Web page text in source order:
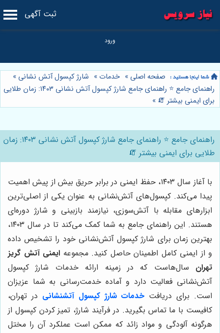
ثبت آگهی
صفحه اصلی » خدمات » شارژ کپسول آتش نشانی »
راهنمای جامع ⭐️ راهنمای جامع شارژ کپسول آتش نشانی ۱۴۰۳: زمان طلایی
برای ایمنی بیشتر 🧯 »
راهنمای جامع ⭐️ راهنمای جامع شارژ کپسول آتش نشانی ۱۴۰۳: زمان
طلایی برای ایمنی بیشتر 🧯
با آغاز سال ۱۴۰۳، حفظ ایمنی در برابر حریق بیش از پیش اهمیت
پیدا می‌کند. کپسول‌های آتش‌نشانی به عنوان یکی از اصلی‌ترین
ابزارهای مقابله با آتش‌سوزی، نیازمند بازبینی و شارژ دوره‌ای
هستند. این راهنمای جامع به شما کمک می‌کند تا در سال ۱۴۰۳،
بهترین زمان برای شارژ کپسول آتش‌نشانی خود را تشخیص داده
و از ایمنی کامل اطمینان حاصل کنید. مجموعه ایمنی آتش گریز
تهران سال‌هاست که در زمینه ارائه خدمات شارژ کپسول
آتش‌نشانی فعالیت دارد و آماده خدمت‌رسانی به شما عزیزان
است. برای دریافت خدمات شارژ کپسول آتشنشانی در تهران،
کافیست با ما تماس بگیرید. در فرآیند شارژ، تمیز کردن کپسول از
هرگونه آلودگی و مواد زائد که ممکن است عملکرد آن را مختل